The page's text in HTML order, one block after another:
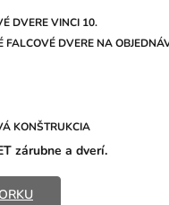
DVERE VINCI 10.
FALCOVÉ DVERE NA
KONŠTRUKCIA
zárubne a dverí.